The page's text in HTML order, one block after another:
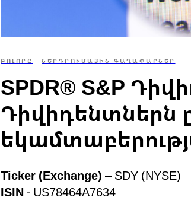
ԲՈԼՈՐԸ ՆԵՐԴՐՈՒՄԱՅԻՆ ԳԱՂԱՓԱՐՆԵՐ
SPDR® S&P
Դիվիդենտներն
Ticker (Exchange) – SDY (NYSE)
ISIN- US78464A7634